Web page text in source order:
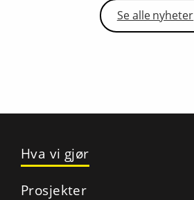
Se alle nyheter
Hva vi gjør
Prosjekter